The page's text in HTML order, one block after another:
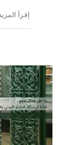
إقرأ المزيد